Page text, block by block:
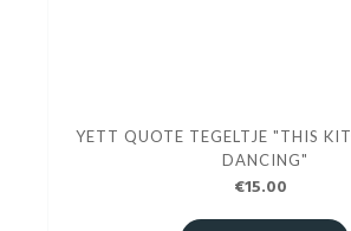
YETT QUOTE TEGELTJE "THIS
DANCING"
€15.00